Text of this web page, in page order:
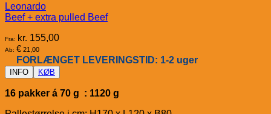
Leonardo
Beef + extra pulled Beef
Fra: kr. 155,00
Ab: € 21,00
FORLÆNGET LEVERINGSTID: 1-2 uger
INFO KØB
16 pakker á 70 g : 1120 g